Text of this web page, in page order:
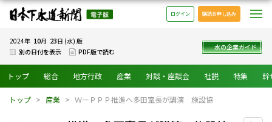
日本下水道新聞 電子版
ログイン 購読お申し込み
2024年 10月 23日 (水) 版
別の日付を表示
PDF版で読む
水の企業ガイド
トップ 総合 地方行政 産業 対談・座談会 社説 特集 幹
トップ 産業 ＷーＰＰＰ推進へ多田室長が講演 施設協